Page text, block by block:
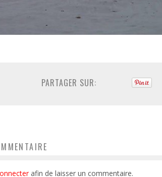
PARTAGER SUR:
afin de laisser un commentaire.